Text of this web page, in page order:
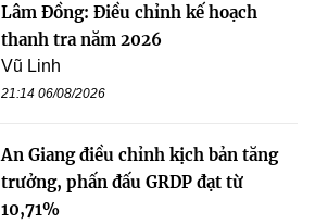
Lâm Đồng: Điều chỉnh kế hoạch
thanh tra năm 2026
Vũ Linh
21:14 06/08/2026
An Giang điều chỉnh kịch bản tăng
trưởng, phấn đấu GRDP đạt từ
10,71%